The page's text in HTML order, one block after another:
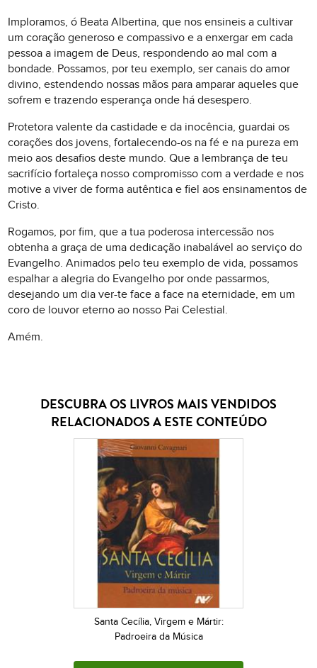
Imploramos, ó Beata Albertina, que nos ensineis a cultivar
um coração generoso e compassivo e a enxergar em cada
pessoa a imagem de Deus, respondendo ao mal com a
bondade. Possamos, por teu exemplo, ser canais do amor
divino, estendendo nossas mãos para amparar aqueles que
sofrem e trazendo esperança onde há desespero.
Protetora valente da castidade e da inocência, guardai os
corações dos jovens, fortalecendo-os na fé e na pureza em
meio aos desafios deste mundo. Que a lembrança de teu
sacrifício fortaleça nosso compromisso com a verdade e nos
motive a viver de forma autêntica e fiel aos ensinamentos de
Cristo.
Rogamos, por fim, que a tua poderosa intercessão nos
obtenha a graça de uma dedicação inabalável ao serviço do
Evangelho. Animados pelo teu exemplo de vida, possamos
espalhar a alegria do Evangelho por onde passarmos,
desejando um dia ver-te face a face na eternidade, em um
coro de louvor eterno ao nosso Pai Celestial.
Amém.
DESCUBRA OS LIVROS MAIS VENDIDOS
RELACIONADOS A ESTE CONTEÚDO
Santa Cecília, Virgem e Mártir:
Padroeira da Música